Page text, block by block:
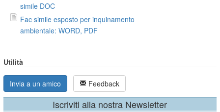
simile DOC
Fac simile esposto per inquinamento
ambientale: WORD, PDF
Utilità
Invia a un amico Feedback
Iscriviti alla nostra Newsletter